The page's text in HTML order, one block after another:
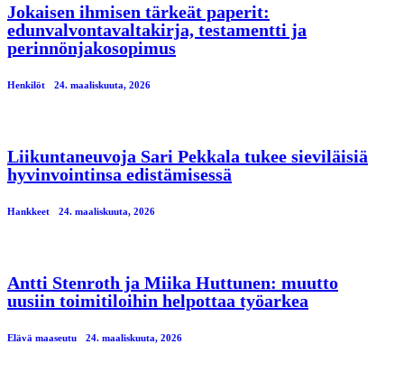
Jokaisen ihmisen tärkeät paperit:
edunvalvontavaltakirja, testamentti ja
perinnönjakosopimus
Henkilöt 24. maaliskuuta, 2026
Liikuntaneuvoja Sari Pekkala tukee sieviläisiä
hyvinvointinsa edistämisessä
Hankkeet 24. maaliskuuta, 2026
Antti Stenroth ja Miika Huttunen: muutto
uusiin toimitiloihin helpottaa työarkea
Elävä maaseutu 24. maaliskuuta, 2026